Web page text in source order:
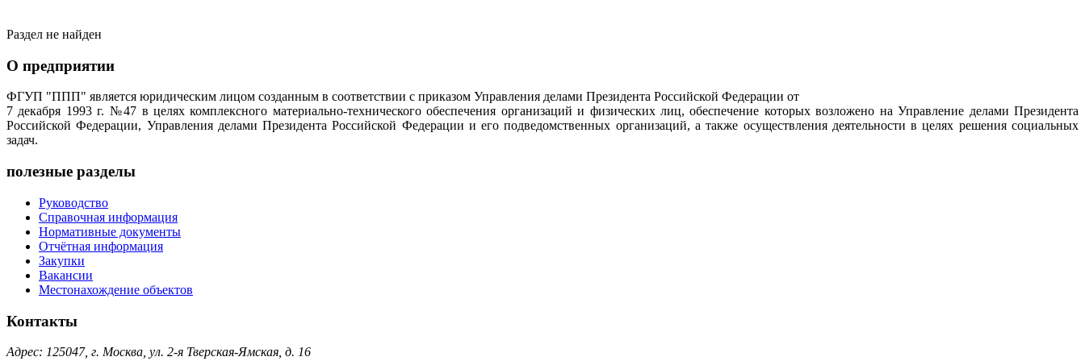
Раздел не найден
О предприятии
ФГУП "ППП" является юридическим лицом созданным в соответствии с приказом Управления делами Президента Российской Федерации от
7 декабря 1993 г. №47 в целях комплексного материально-технического обеспечения организаций и физических лиц, обеспечение которых возложено на Управление делами Президента
Российской Федерации, Управления делами Президента Российской Федерации и его подведомственных организаций, а также осуществления деятельности в целях решения социальных
задач.
полезные разделы
Руководство
Справочная информация
Нормативные документы
Отчётная информация
Закупки
Вакансии
Местонахождение объектов
Контакты
Адрес: 125047, г. Москва, ул. 2-я Тверская-Ямская, д. 16